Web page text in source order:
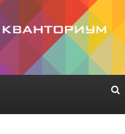
сайт МБОУ